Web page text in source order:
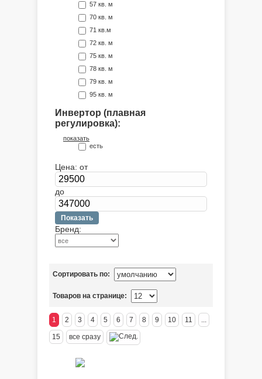
57 кв. м
70 кв. м
71 кв.м
72 кв. м
75 кв. м
78 кв. м
79 кв. м
95 кв. м
Инвертор (плавная
регулировка):
показать
есть
Цена: от
до
Бренд:
Сортировать по:
Товаров на странице:
1 2 3 4 5 6 7 8 9 10 11 ...
15 все сразу